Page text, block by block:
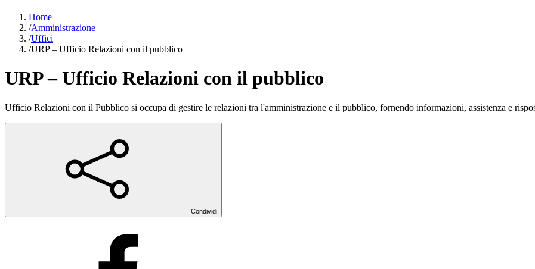
Home
/Amministrazione
/Uffici
/URP – Ufficio Relazioni con il pubblico
URP – Ufficio Relazioni con il pubblico
Ufficio Relazioni con il Pubblico si occupa di gestire le relazioni tra l'amministrazione e il pubblico, fornendo informazioni, assistenza e
Condividi